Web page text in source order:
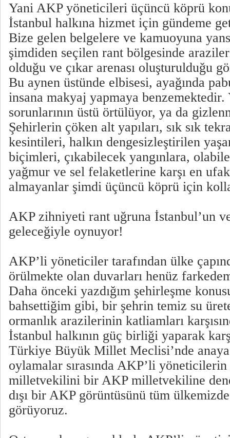
Yani AKP yöneticileri üçüncü köprü
İstanbul halkına hizmet için gündeme
Bize gelen belgelere ve kamuoyuna
şimdiden seçilen rant bölgesinde
olduğu ve çıkar arenası oluşturulduğu
Bu aynen üstünde elbisesi, ayağında
insana makyaj yapmaya benzemektedir.
sorunlarının üstü örtülüyor, ya da
Şehirlerin çöken alt yapıları, sık sık
kesintileri, halkın dengesizleştirilen
biçimleri, çıkabilecek yangınlara,
yağmur ve sel felaketlerine karşı en
almayanlar şimdi üçüncü köprü için
AKP zihniyeti rant uğruna İstanbul’un
geleceğiyle oynuyor!
AKP’li yöneticiler tarafından ülke
örülmekte olan duvarları henüz
Daha önceki yazdığım şehirleşme
bahsettiğim gibi, bir şehrin temiz su
ormanlık arazilerinin katliamları
İstanbul halkının güç birliği yaparak
Türkiye Büyük Millet Meclisi’nde
oylamalar sırasında AKP’li
milletvekilini bir AKP milletvekiline
dışı bir AKP görüntüsünü tüm
görüyoruz.